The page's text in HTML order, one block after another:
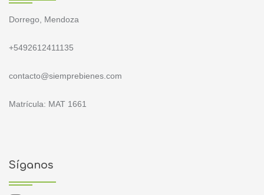
Dorrego, Mendoza
+5492612411135
contacto@siemprebienes.com
Matrícula: MAT 1661
Síganos